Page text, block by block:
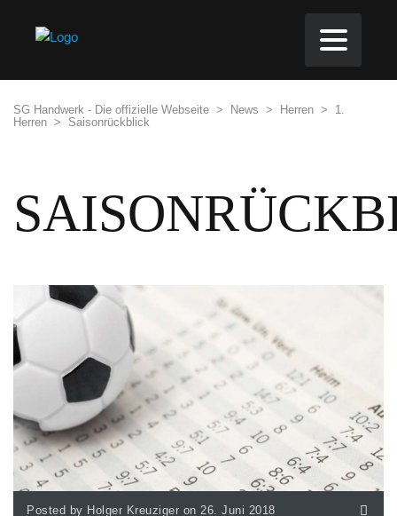
SG Handwerk - Die offizielle Webseite > News > Herren >
1.
Herren > Saisonrückblick
Posted by Holger Kreuziger on 26. Juni 2018